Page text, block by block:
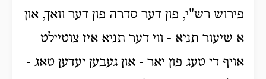
פירוש רש"י, פון דער סדרה פון דער וואך, און
א שיעור תניא - ווי דער תניא איז צוטיילט
אויף די טעג פון יאר - און געבען יעדען טאג -